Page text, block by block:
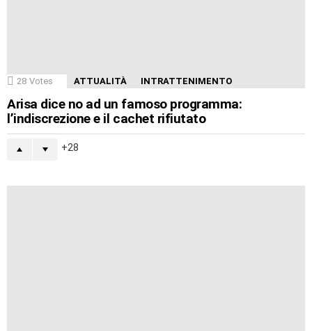
28 Votes ATTUALITÀ INTRATTENIMENTO
Arisa dice no ad un famoso programma:
l’indiscrezione e il cachet rifiutato
28